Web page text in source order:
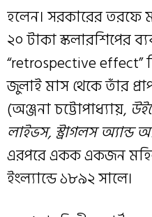
হলেন। সরকারের তরফে
২০ টাকা স্কলারশিপের
“retrospective effect”
জুলাই মাস থেকে তাঁর
(অঞ্জনা চট্টোপাধ্যায়,
লাইভস, স্ট্রাগলস অ্যান্ড
এরপরে একক একজন
ইংল্যান্ডে ১৮৯২ সালে।